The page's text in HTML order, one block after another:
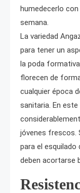
humedecerlo
semana.
La variedad
para tener un
la poda
florecen de
cualquier época
sanitaria. En
jóvenes frescos.
para el esquilado
deben acortarse